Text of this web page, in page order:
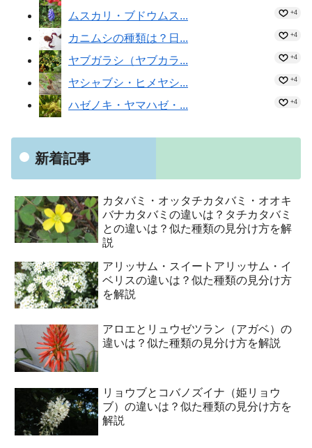
ムスカリ・ブドウムス... +4
カニムシの種類は？日... +4
ヤブガラシ（ヤブカラ... +4
ヤシャブシ・ヒメヤシ... +4
ハゼノキ・ヤマハゼ・... +4
新着記事
カタバミ・オッタチカタバミ・オオキ
バナカタバミの違いは？タチカタバミ
との違いは？似た種類の見分け方を解
説
アリッサム・スイートアリッサム・イ
ベリスの違いは？似た種類の見分け方
を解説
アロエとリュウゼツラン（アガベ）の
違いは？似た種類の見分け方を解説
リョウブとコバノズイナ（姫リョウ
ブ）の違いは？似た種類の見分け方を
解説